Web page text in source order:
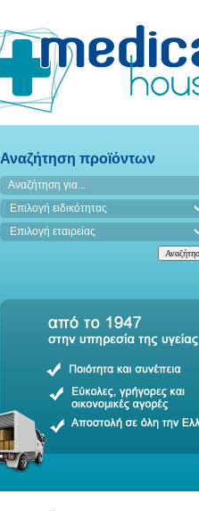
Αναζήτηση προϊόντων